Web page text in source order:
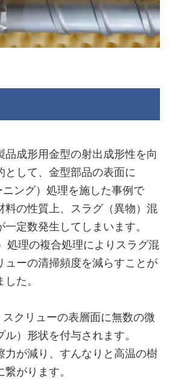
品成形用金型の射出成形性を向
として、金型部品の表面に
ング）処理を施した事例で
料の性質上、スラグ（異物）混
定数発生してしまいます。
処理の複合処理によりスラグ混
ューの清掃頻度を減らすことが
た。
クリューの表層面に無数の微
）形状を付与されます。
力が減り、すんなりと高温の樹
がります。